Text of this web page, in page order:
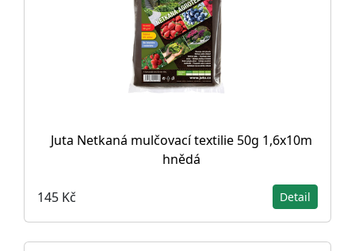
Juta Netkaná mulčovací textilie 50g 1,6x10m
hnědá
145 Kč Detail